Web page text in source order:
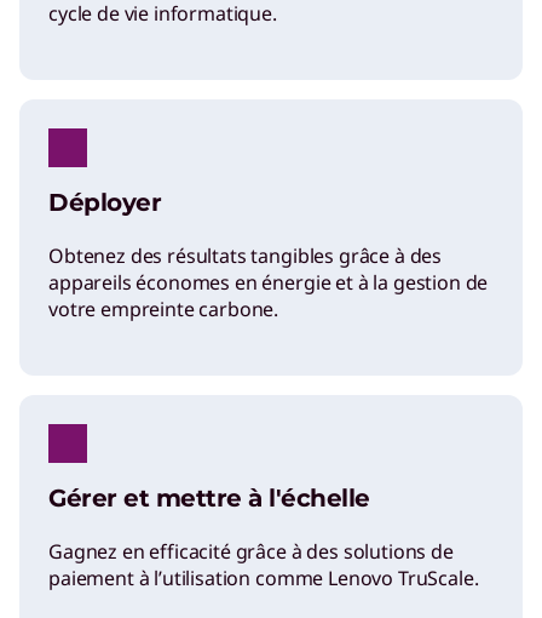
cycle de vie informatique.
Déployer
Obtenez des résultats tangibles grâce à des
appareils économes en énergie et à la gestion de
votre empreinte carbone.
Gérer et mettre à l'échelle
Gagnez en efficacité grâce à des solutions de
paiement à l’utilisation comme Lenovo TruScale.